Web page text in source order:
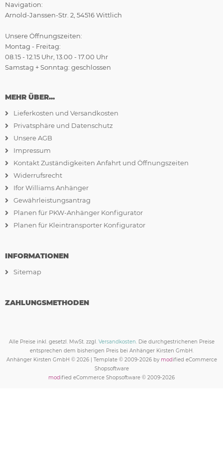
Navigation:
Arnold-Janssen-Str. 2, 54516 Wittlich
Unsere Öffnungszeiten:
Montag - Freitag:
08.15 - 12.15 Uhr, 13.00 - 17.00 Uhr
Samstag + Sonntag: geschlossen
MEHR ÜBER...
Lieferkosten und Versandkosten
Privatsphäre und Datenschutz
Unsere AGB
Impressum
Kontakt Zuständigkeiten Anfahrt und Öffnungszeiten
Widerrufsrecht
Ifor Williams Anhänger
Gewährleistungsantrag
Planen für PKW-Anhänger Konfigurator
Planen für Kleintransporter Konfigurator
INFORMATIONEN
Sitemap
ZAHLUNGSMETHODEN
Alle Preise inkl. gesetzl. MwSt. zzgl. Versandkosten. Die durchgestrichenen Preise
entsprechen dem bisherigen Preis bei Anhänger Kirsten GmbH.
Anhänger Kirsten GmbH © 2026 | Template © 2009-2026 by mod ified eCommerce
Shopsoftware
mod ified eCommerce Shopsoftware © 2009-2026